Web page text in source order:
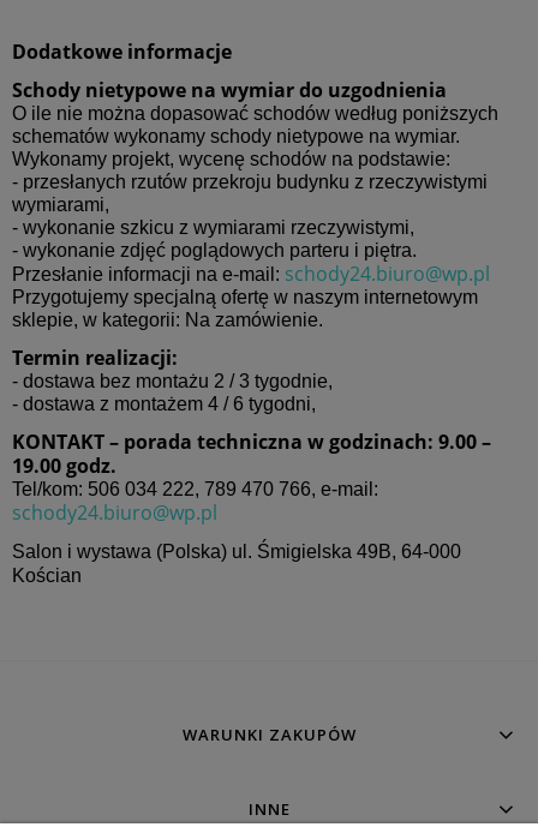
Dodatkowe informacje
Schody nietypowe na wymiar do uzgodnienia
O ile nie można dopasować schodów według poniższych
schematów wykonamy schody nietypowe na wymiar.
Wykonamy projekt, wycenę schodów na podstawie:
- przesłanych rzutów przekroju budynku z rzeczywistymi
wymiarami,
- wykonanie szkicu z wymiarami rzeczywistymi,
- wykonanie zdjęć poglądowych parteru i piętra.
Przesłanie informacji na e-mail: schody24.biuro@wp.pl
Przygotujemy specjalną ofertę w naszym internetowym
sklepie, w kategorii: Na zamówienie.
Termin realizacji:
- dostawa bez montażu 2 / 3 tygodnie,
- dostawa z montażem 4 / 6 tygodni,
KONTAKT – porada techniczna w godzinach: 9.00 –
19.00 godz.
Tel/kom: 506 034 222, 789 470 766, e-mail:
schody24.biuro@wp.pl
Salon i wystawa (Polska) ul. Śmigielska 49B, 64-000
Kościan
WARUNKI ZAKUPÓW
INNE